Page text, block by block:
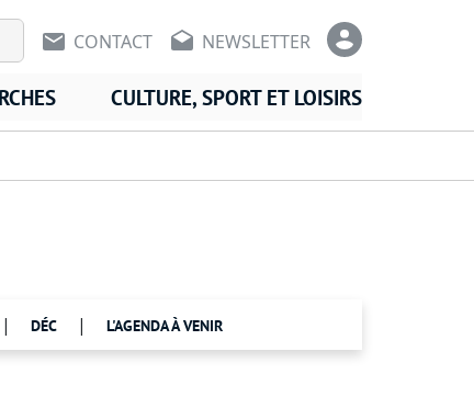
En-tête -
En-tête - Communication
CONTACT NEWSLETTER
CULTURE, SPORT ET LOISIRS
| DÉC | L'AGENDA À VENIR